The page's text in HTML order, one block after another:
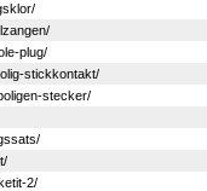
plug/
stickkontakt/
stecker/
2/